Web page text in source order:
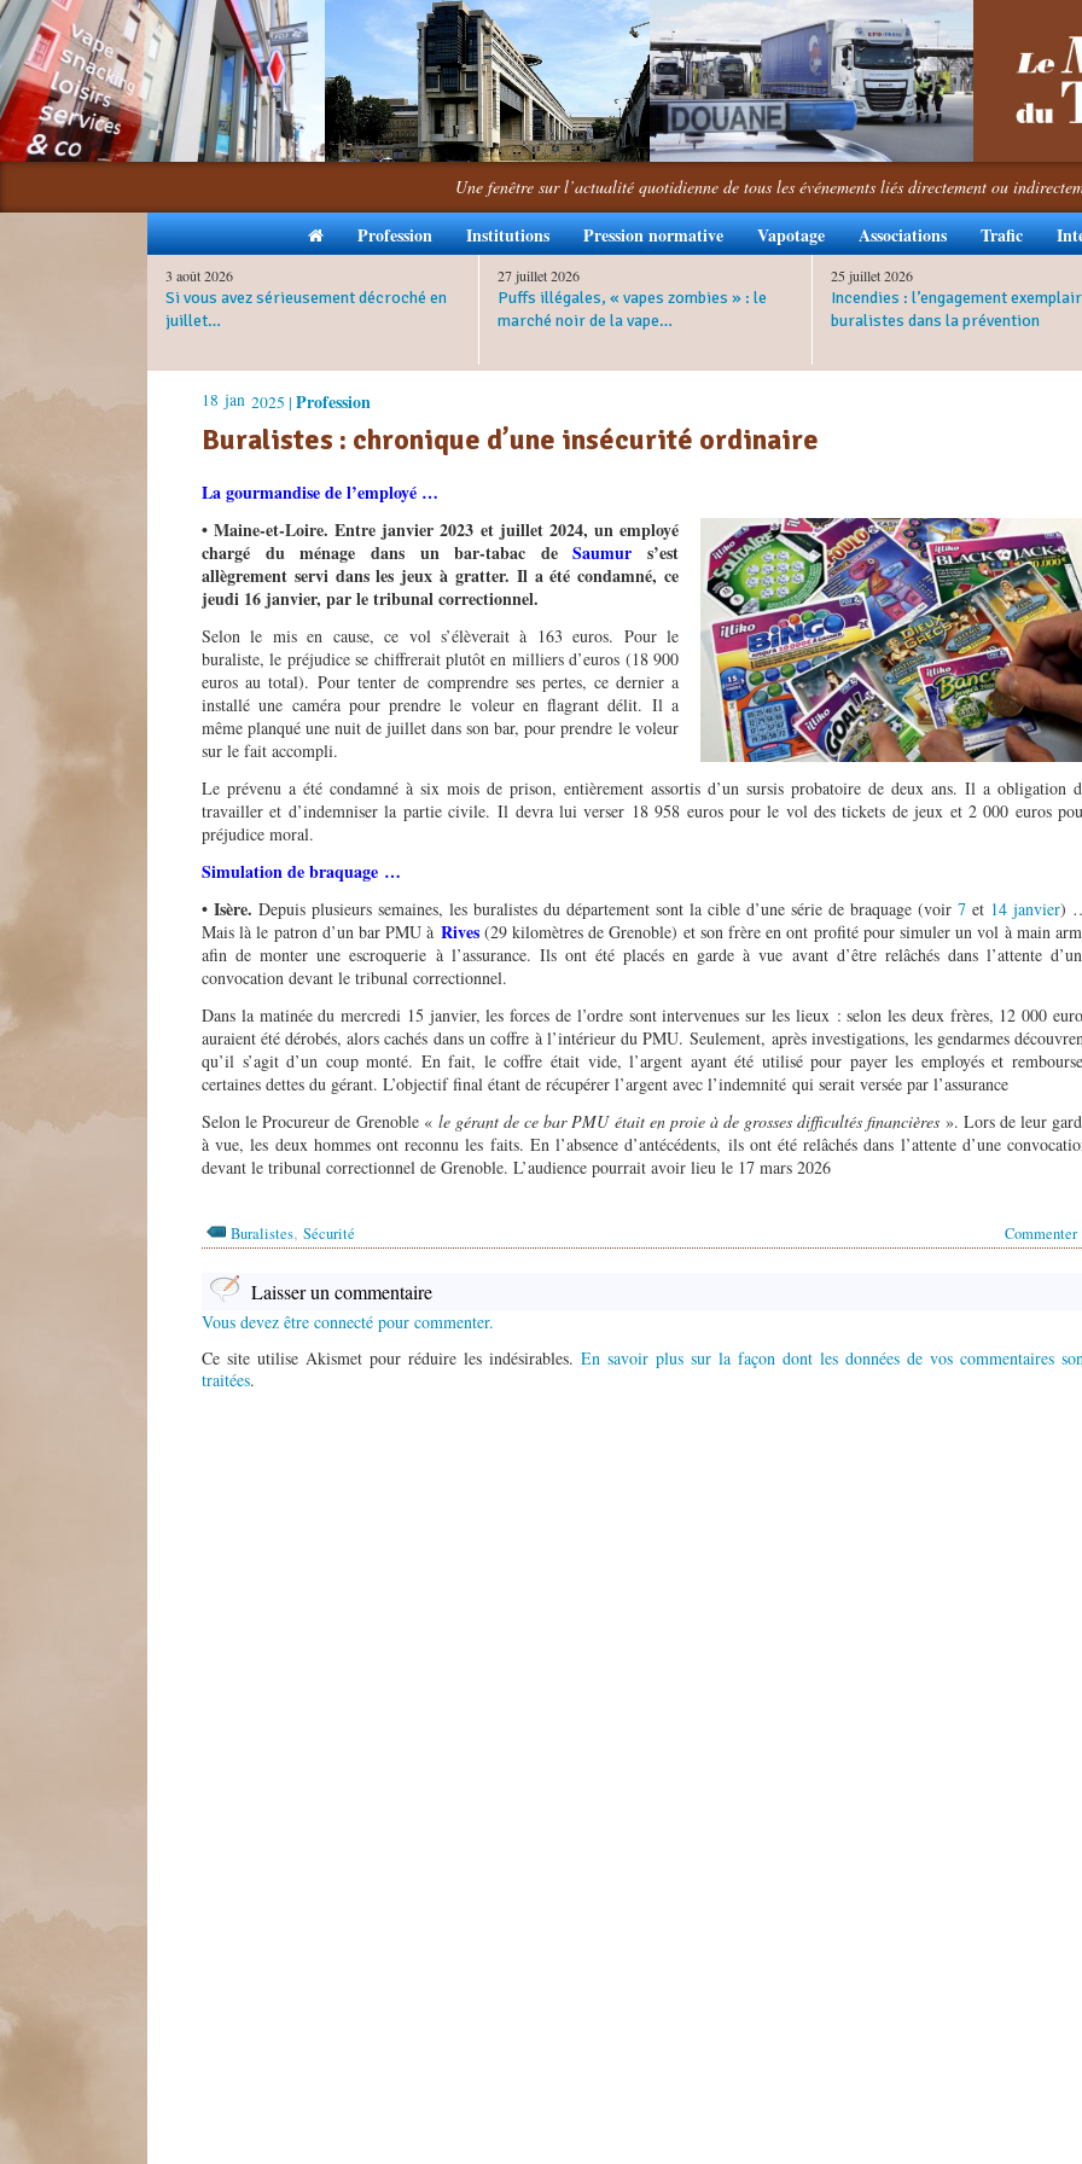
Une fenêtre sur l’actualité quotidienne de tous les événements liés directement ou
Profession Institutions Pression normative Vapotage Associations Trafic
3 août 2026
Si vous avez sérieusement décroché en
juillet…
27 juillet 2026
Puffs illégales, « vapes zombies » : le
marché noir de la vape…
25 juillet 2026
Incendies : l’engagement
buralistes dans la prévention
18 jan 2025 | Profession
Buralistes : chronique d’une insécurité ordinaire
La gourmandise de l’employé …
• Maine-et-Loire. Entre janvier 2023 et juillet 2024, un employé
chargé du ménage dans un bar-tabac deSaumur s’est
allègrement servi dans les jeux à gratter. Il a été condamné, ce
jeudi 16 janvier, par le tribunal correctionnel.
Selon le mis en cause, ce vol s’élèverait à 163 euros. Pour le
buraliste, le préjudice se chiffrerait plutôt en milliers d’euros (18 900
euros au total). Pour tenter de comprendre ses pertes, ce dernier a
installé une caméra pour prendre le voleur en flagrant délit. Il a
même planqué une nuit de juillet dans son bar, pour prendre le voleur
sur le fait accompli.
Le prévenu a été condamné à six mois de prison, entièrement assortis d’un sursis probatoire de deux ans. Il a obligation
travailler et d’indemniser la partie civile. Il devra lui verser 18 958 euros pour le vol des tickets de jeux et 2 000 euros
préjudice moral.
Simulation de braquage …
• Isère. Depuis plusieurs semaines, les buralistes du département sont la cible d’une série de braquage (voir 7 et 14 janvier)
Mais là le patron d’un bar PMU à Rives(29 kilomètres de Grenoble) et son frère en ont profité pour simuler un vol à main
afin de monter une escroquerie à l’assurance. Ils ont été placés en garde à vue avant d’être relâchés dans l’attente
convocation devant le tribunal correctionnel.
Dans la matinée du mercredi 15 janvier, les forces de l’ordre sont intervenues sur les lieux : selon les deux frères, 12 000
auraient été dérobés, alors cachés dans un coffre à l’intérieur du PMU. Seulement, après investigations, les gendarmes
qu’il s’agit d’un coup monté. En fait, le coffre était vide, l’argent ayant été utilisé pour payer les employés et
certaines dettes du gérant. L’objectif final étant de récupérer l’argent avec l’indemnité qui serait versée par l’assurance
Selon le Procureur de Grenoble « le gérant de ce bar PMU était en proie à de grosses difficultés financières ». Lors de leur
à vue, les deux hommes ont reconnu les faits. En l’absence d’antécédents, ils ont été relâchés dans l’attente d’une
devant le tribunal correctionnel de Grenoble. L’audience pourrait avoir lieu le 17 mars 2026
Commenter
Buralistes, Sécurité
Laisser un commentaire
Vous devez être connecté pour commenter.
Ce site utilise Akismet pour réduire les indésirables. En savoir plus sur la façon dont les données de vos commentaires
traitées.